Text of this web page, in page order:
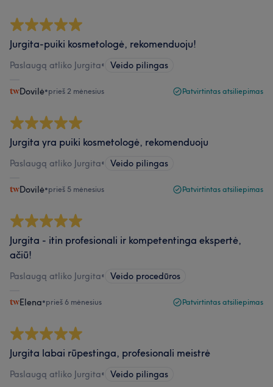
Jurgita-puiki kosmetologė, rekomenduoju!
Paslaugą atliko Jurgita• Veido pilingas
Dovilė•prieš 2 mėnesius Patvirtintas atsiliepimas
Jurgita yra puiki kosmetologė, rekomenduoju
Paslaugą atliko Jurgita• Veido pilingas
Dovilė•prieš 5 mėnesius Patvirtintas atsiliepimas
Jurgita - itin profesionali ir kompetentinga ekspertė,
ačiū!
Paslaugą atliko Jurgita• Veido procedūros
Elena•prieš 6 mėnesius Patvirtintas atsiliepimas
Jurgita labai rūpestinga, profesionali meistrė
Paslaugą atliko Jurgita• Veido pilingas